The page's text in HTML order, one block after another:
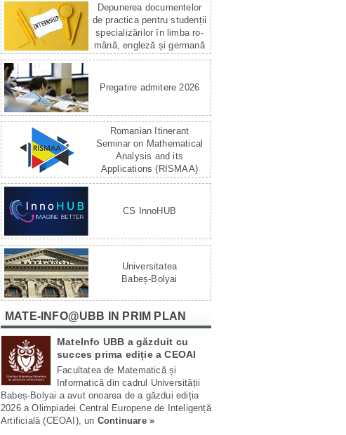
Depunerea documentelor
de practica pentru studenții
specializărilor în limba ro­
mână, engleză și germană
Pregatire admitere 2026
Romanian Itinerant
Seminar on Mathematical
Analysis and its
Applications (RISMAA)
CS InnoHUB
Universitatea
Babeș-Bolyai
MATE-INFO@UBB IN PRIM PLAN
MateInfo UBB a găzduit cu
succes prima ediție a CEOAI
Facultatea de Matematică și
Informatică din cadrul Universității
Babeș-Bolyai a avut onoarea de a găzdui ediția
2026 a Olimpiadei Central Europene de Inteligență
Artificială (CEOAI), un Continuare »